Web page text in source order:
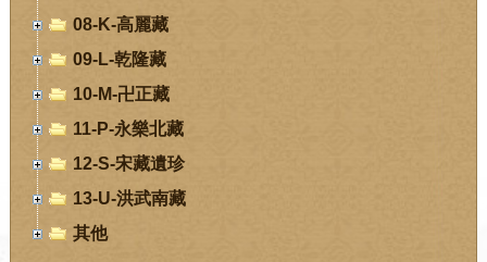
08-K-高麗藏
09-L-乾隆藏
10-M-卍正藏
11-P-永樂北藏
12-S-宋藏遺珍
13-U-洪武南藏
其他